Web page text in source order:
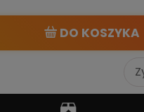
DO KOSZYKA